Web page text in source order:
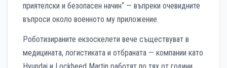
приятелски и безопасен начин“ — въпреки очевидните
въпроси около военното му приложение.
Роботизираните екзоскелети вече съществуват в
медицината, логистиката и отбраната — компании като